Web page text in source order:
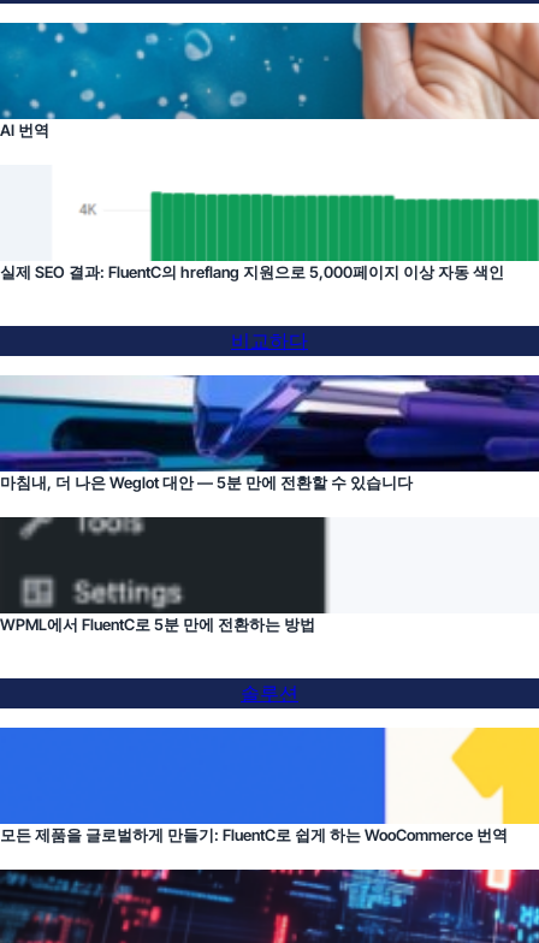
AI 번역
실제 SEO 결과: FluentC의 hreflang 지원으로 5,000페이지 이상 자동 색인
비교하다
마침내, 더 나은 Weglot 대안 — 5분 만에 전환할 수 있습니다
WPML에서 FluentC로 5분 만에 전환하는 방법
솔루션
모든 제품을 글로벌하게 만들기: FluentC로 쉽게 하는 WooCommerce 번역